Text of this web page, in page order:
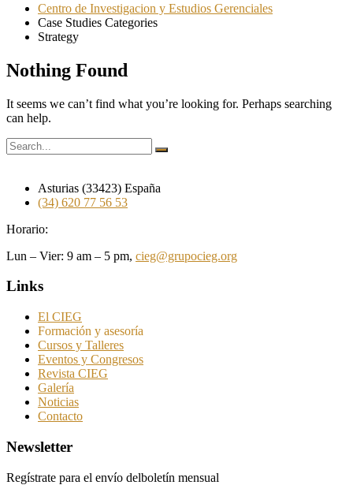
Centro de Investigacion y Estudios Gerenciales
Case Studies Categories
Strategy
Nothing Found
It seems we can’t find what you’re looking for. Perhaps searching
can help.
Asturias (33423) España
(34) 620 77 56 53
Horario:
Lun – Vier: 9 am – 5 pm, cieg@grupocieg.org
Links
El CIEG
Formación y asesoría
Cursos y Talleres
Eventos y Congresos
Revista CIEG
Galería
Noticias
Contacto
Newsletter
Regístrate para el envío delboletín mensual